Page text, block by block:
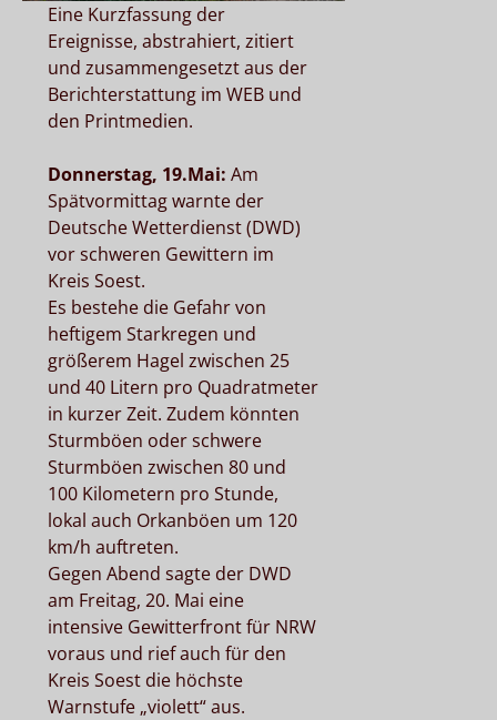
Eine Kurzfassung der
Ereignisse, abstrahiert, zitiert
und zusammengesetzt aus der
Berichterstattung im WEB und
den Printmedien.
Donnerstag, 19.Mai: Am
Spätvormittag warnte der
Deutsche Wetterdienst (DWD)
vor schweren Gewittern im
Kreis Soest.
Es bestehe die Gefahr von
heftigem Starkregen und
größerem Hagel zwischen 25
und 40 Litern pro Quadratmeter
in kurzer Zeit. Zudem könnten
Sturmböen oder schwere
Sturmböen zwischen 80 und
100 Kilometern pro Stunde,
lokal auch Orkanböen um 120
km/h auftreten.
Gegen Abend sagte der DWD
am Freitag, 20. Mai eine
intensive Gewitterfront für NRW
voraus und rief auch für den
Kreis Soest die höchste
Warnstufe „violett“ aus.